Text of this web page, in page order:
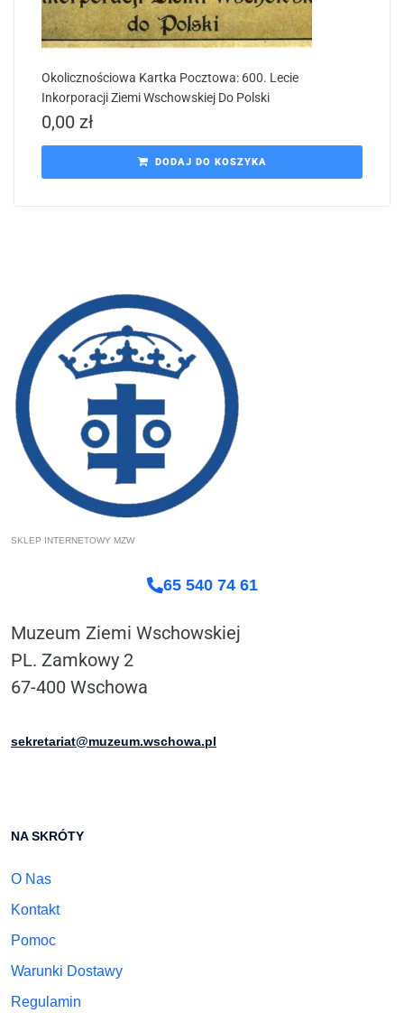
Okolicznościowa Kartka Pocztowa: 600. Lecie
Inkorporacji Ziemi Wschowskiej Do Polski
0,00 zł
DODAJ DO KOSZYKA
SKLEP INTERNETOWY MZW
65 540 74 61
Muzeum Ziemi Wschowskiej
PL. Zamkowy 2
67-400 Wschowa
sekretariat@muzeum.wschowa.pl
NA SKRÓTY
O Nas
Kontakt
Pomoc
Warunki Dostawy
Regulamin